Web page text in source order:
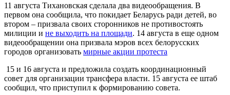
11 августа Тихановская сделала два видеообращения. В
первом она сообщила, что покидает Беларусь ради детей, во
втором – призвала своих сторонников не противостоять
милиции и не выходить на площади. 14 августа в еще одном
видеообращении она призвала мэров всех белорусских
городов организовать мирные акции протеста
15 и 16 августа и предложила создать координационный
совет для организации трансфера власти. 15 августа ее штаб
сообщил, что приступил к формированию совета.